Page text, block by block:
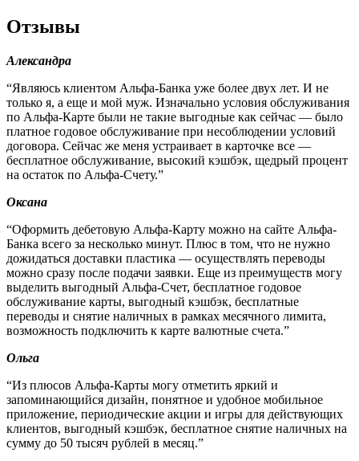
Отзывы
Александра
“Являюсь клиентом Альфа-Банка уже более двух лет. И не
только я, а еще и мой муж. Изначально условия обслуживания
по Альфа-Карте были не такие выгодные как сейчас — было
платное годовое обслуживание при несоблюдении условий
договора. Сейчас же меня устраивает в карточке все —
бесплатное обслуживание, высокий кэшбэк, щедрый процент
на остаток по Альфа-Счету.”
Оксана
“Оформить дебетовую Альфа-Карту можно на сайте Альфа-
Банка всего за несколько минут. Плюс в том, что не нужно
дожидаться доставки пластика — осуществлять переводы
можно сразу после подачи заявки. Еще из преимуществ могу
выделить выгодный Альфа-Счет, бесплатное годовое
обслуживание карты, выгодный кэшбэк, бесплатные
переводы и снятие наличных в рамках месячного лимита,
возможность подключить к карте валютные счета.”
Ольга
“Из плюсов Альфа-Карты могу отметить яркий и
запоминающийся дизайн, понятное и удобное мобильное
приложение, периодические акции и игры для действующих
клиентов, выгодный кэшбэк, бесплатное снятие наличных на
сумму до 50 тысяч рублей в месяц.”